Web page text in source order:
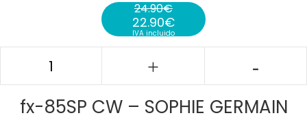
fx-85SP CW – SOPHIE GERMAIN
24.90€
El precio original era: 24.90€.
22.90€
El precio actual es: 22.90€.
IVA incluido